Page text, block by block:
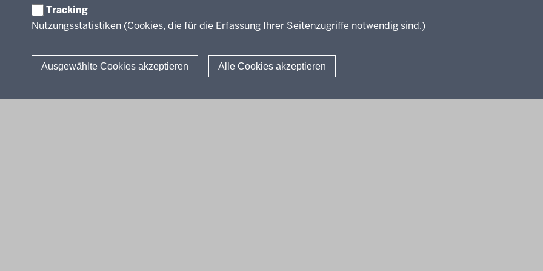
Tracking
Nutzungsstatistiken (Cookies, die für die Erfassung Ihrer Seitenzugriffe notwendig sind.)
Ausgewählte Cookies akzeptieren Alle Cookies akzeptieren
Bildungspläne Fachschule (Anlage E)
© 2026 Berufsbildung